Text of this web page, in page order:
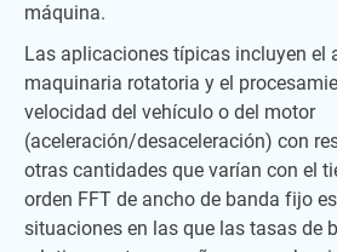
máquina.
Las aplicaciones típicas incluyen el
maquinaria rotatoria y el
velocidad del vehículo o del motor
(aceleración/desaceleración) con
otras cantidades que varían con el
orden FFT de ancho de banda fijo
situaciones en las que las tasas de